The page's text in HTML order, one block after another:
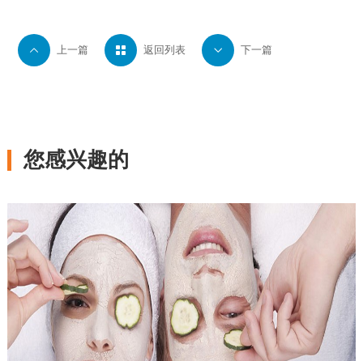
 上一篇  返回列表  下一篇
您感兴趣的